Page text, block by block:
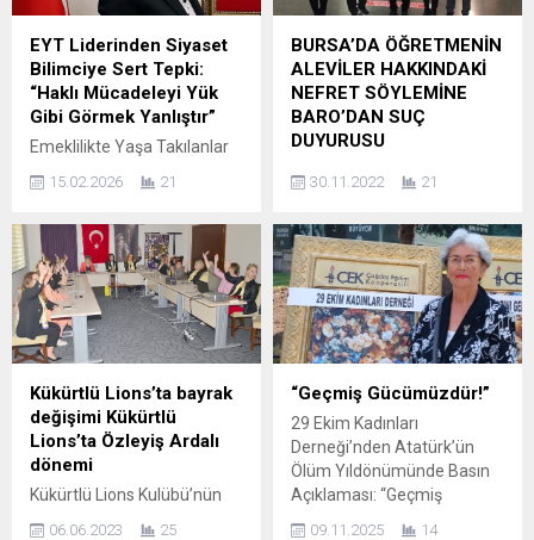
Koruma Derneği çok güzel
bir projeye daha imza attı.
Dernek yaptığı açıklamada;
“Çocukların nasihatten çok
iyi örneğe ihtiyaçları
kimliğine olan bağlılığını
vurgulayarak şu mesajı
verdi: “Bu karar, yıllardır
içinde bulunduğum hemşeri
dayanışmasına olan
inancımın ve Karslı
sevdanın bir sonucudur.
EYT Liderinden Siyaset
Bilimciye Sert Tepki:
“Haklı Mücadeleyi Yük
Gibi Görmek Yanlıştır”
Emeklilikte Yaşa Takılanlar
başkanı Gönül Boran
tartışmalara neden olan
açıklamaları sonrası Siyaset
Bilimci Av. Ertuğrul Akar’a
sert sözlerle tepki gösterdi.
Özüpak, Akar’ın sosyal
medya üzerinden yaptığı,
“Konuşmam farklı yerlere
çekildi. EYT devlete yüktür.
İfadelerimden dolayı
kırılanlar olduysa özür
olarak şunları kaydetti:
“EYT...
15.02.2026 21
BURSA’DA ÖĞRETMENİN
ALEVİLER HAKKINDAKİ
NEFRET SÖYLEMİNE
BARO’DAN SUÇ
DUYURUSU
Osmangazi İlçesi’nde
söyleminde bulunduğu iddia
edilen Din Kültürü ve Ahlak
Bilgisi Öğretmeni Mehtap
Cengiz hakkında suç
duyurusunda bulundu.
Hürriyet Anadolu Lisesi Din
Kültürü ve Ahlak Bilgisi
Öğretmeni Mehtap
Cengiz’in; 10-G sınıfında
ders esnasında, Alevi
inancına, kültürüne yönelik
aşağılayıcı ve ayrımcı
ifadeler kullanarak nefret
30.11.2022 21
Kükürtlü Lions’ta bayrak
değişimi Kükürtlü
Lions’ta Özleyiş Ardalı
dönemi
Kükürtlü Lions Kulübü’nün
06.06.2023 25
“Geçmiş Gücümüzdür!”
29 Ekim Kadınları
Derneği’nden Atatürk’ün
Ölüm Yıldönümünde Basın
Açıklaması: “Geçmiş
09.11.2025 14